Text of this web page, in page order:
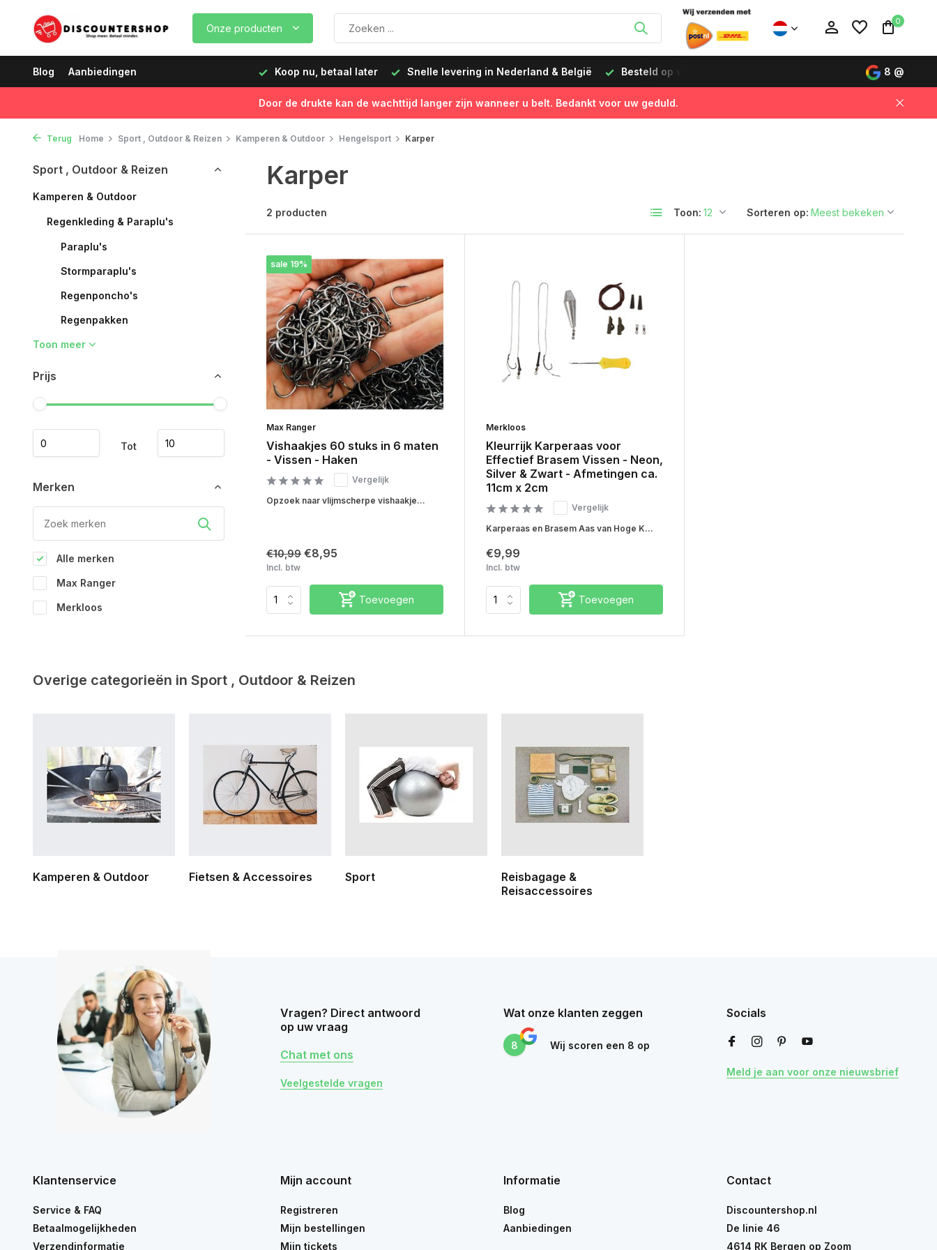
Onze producten
0
Blog Aanbiedingen
vóór 12:00 uur, de volgende dag geleverd! Koop nu, betaal later Snelle levering in Nederland & België Besteld op werkdagen vóór 12:00 uur, de volgende dag
8 @
Door de drukte kan de wachttijd langer zijn wanneer u belt. Bedankt voor uw geduld.
Terug Home Sport , Outdoor & Reizen Kamperen & Outdoor Hengelsport Karper
Sport , Outdoor & Reizen
Kamperen & Outdoor
Regenkleding & Paraplu's
Paraplu's
Stormparaplu's
Regenponcho's
Regenpakken
Toon meer
Prijs
Tot
Merken
Alle merken
Max Ranger
Merkloos
Karper
2 producten Toon: Sorteren op:
sale 19%
Max Ranger
Vishaakjes 60 stuks in 6 maten
- Vissen - Haken
Vergelijk
Opzoek naar vlijmscherpe vishaakje...
€10,99 €8,95
Incl. btw
Toevoegen
Merkloos
Kleurrijk Karperaas voor
Effectief Brasem Vissen - Neon,
Silver & Zwart - Afmetingen ca.
11cm x 2cm
Vergelijk
Karperaas en Brasem Aas van Hoge K...
€9,99
Incl. btw
Toevoegen
Overige categorieën in Sport , Outdoor & Reizen
Kamperen & Outdoor Fietsen & Accessoires Sport
Reisbagage &
Reisaccessoires
Vragen? Direct antwoord
op uw vraag
Chat met ons
Veelgestelde vragen
Wat onze klanten zeggen
8 Wij scoren een 8 op
Socials
Meld je aan voor onze nieuwsbrief
Klantenservice
Service & FAQ
Betaalmogelijkheden
Verzendinformatie
Mijn account
Registreren
Mijn bestellingen
Mijn tickets
Informatie
Blog
Aanbiedingen
Contact
Discountershop.nl
De linie 46
4614 RK Bergen op Zoom